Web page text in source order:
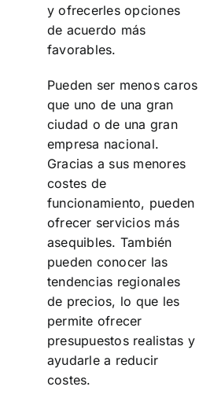
y ofrecerles opciones
de acuerdo más
favorables.
Pueden ser menos caros
que uno de una gran
ciudad o de una gran
empresa nacional.
Gracias a sus menores
costes de
funcionamiento, pueden
ofrecer servicios más
asequibles. También
pueden conocer las
tendencias regionales
de precios, lo que les
permite ofrecer
presupuestos realistas y
ayudarle a reducir
costes.